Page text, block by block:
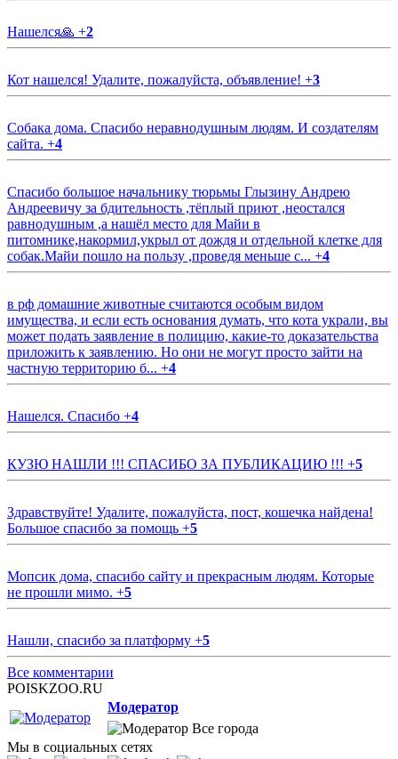
Нашелся🙏 +2
Кот нашелся! Удалите, пожалуйста, объявление! +3
Собака дома. Спасибо неравнодушным людям. И создателям
сайта. +4
Спасибо большое начальнику тюрьмы Глызину Андрею
Андреевичу за бдительность ,тёплый приют ,неостался
равнодушным ,а нашёл место для Майи в
питомнике,накормил,укрыл от дождя и отдельной клетке для
собак.Майи пошло на пользу ,проведя меньше с... +4
в рф домашние животные считаются особым видом
имущества, и если есть основания думать, что кота украли, вы
может подать заявление в полицию, какие-то доказательства
приложить к заявлению. Но они не могут просто зайти на
частную территорию б... +4
Нашелся. Спасибо +4
КУЗЮ НАШЛИ !!! СПАСИБО ЗА ПУБЛИКАЦИЮ !!! +5
Здравствуйте! Удалите, пожалуйста, пост, кошечка найдена!
Большое спасибо за помощь +5
Мопсик дома, спасибо сайту и прекрасным людям. Которые
не прошли мимо. +5
Нашли, спасибо за платформу +5
Все комментарии
POISKZOO.RU
Модератор
Все города
Мы в социальных сетях